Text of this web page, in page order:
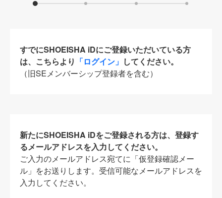
すでにSHOEISHA iDにご登録いただいている方
は、こちらより 「ログイン」 してください。
（旧SEメンバーシップ登録者を含む）
新たにSHOEISHA iDをご登録される方は、登録す
るメールアドレスを入力してください。
ご入力のメールアドレス宛てに「仮登録確認メー
ル」をお送りします。受信可能なメールアドレスを
入力してください。